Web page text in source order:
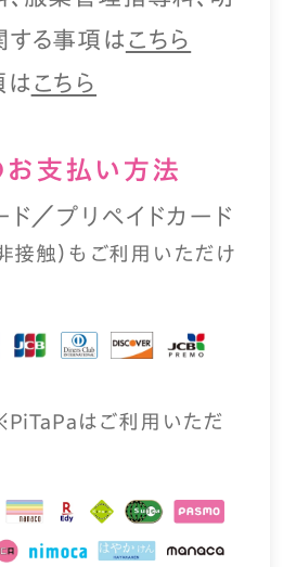
る事項は こちら
こちら
⽀払い⽅法
ド／プリペイドカード
接触）もご利⽤いただけ
はご利⽤いただ